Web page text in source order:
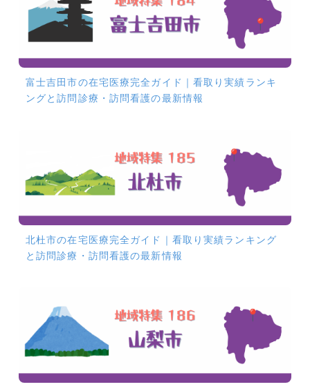
富士吉田市の在宅医療完全ガイド｜看取り実績ランキ
ングと訪問診療・訪問看護の最新情報
北杜市の在宅医療完全ガイド｜看取り実績ランキング
と訪問診療・訪問看護の最新情報